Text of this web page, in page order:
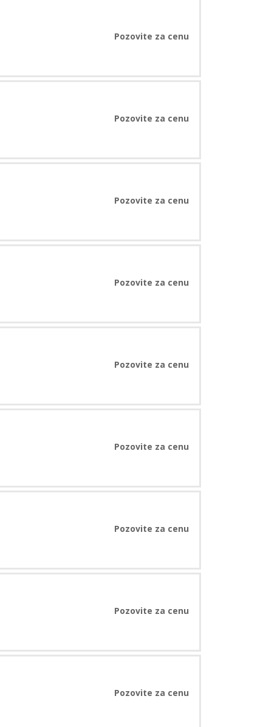
Pozovite za cenu
Pozovite za cenu
Pozovite za cenu
Pozovite za cenu
Pozovite za cenu
Pozovite za cenu
Pozovite za cenu
Pozovite za cenu
Pozovite za cenu